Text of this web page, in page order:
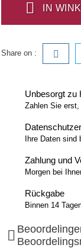
IN
Share on :
Unbesorgt zu
Zahlen Sie
Ihre Daten
Zahlung und
Morgen bei
Rückgabe
Binnen 14
